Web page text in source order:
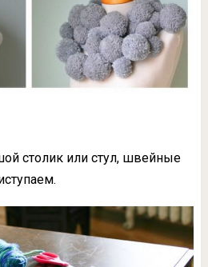
столик или стул, швейные